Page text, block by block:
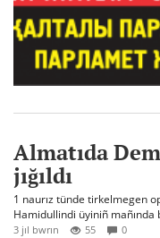
Almatıda
jığıldı
1 naurız tünde tirkelmegen
Hamidullindi üyiniñ
3 jıl bwrın 55 0